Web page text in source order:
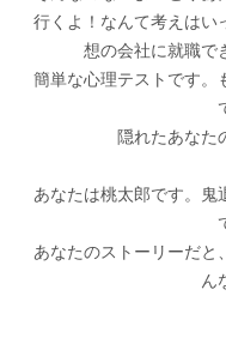
行くよ！なんて考えはい
想の会社に就職で
簡単な心理テストです。
隠れたあなた
あなたは桃太郎です。鬼
あなたのストーリーだと
ん